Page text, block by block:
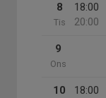
8
Tis
18:00
20:00
9
Ons
10
18:00